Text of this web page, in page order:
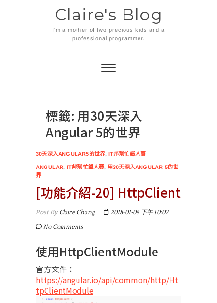
Claire's Blog
I'm a mother of two precious kids and a
professional programmer.
標籤: 用30天深入
Angular 5的世界
30天深入ANGULAR5的世界, IT邦幫忙鐵人賽
ANGULAR, IT邦幫忙鐵人賽, 用30天深入ANGULAR 5的世
界
[功能介紹-20] HttpClient
Post ByClaire Chang
2018-01-08 下午 10:02
No Comments
使用HttpClientModule
官方文件：
https://angular.io/api/common/http/Ht
tpClientModule